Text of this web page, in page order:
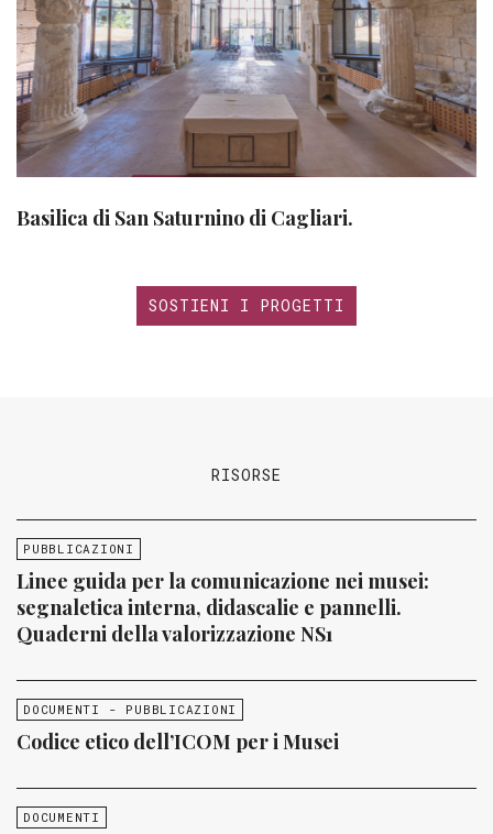
Basilica di San Saturnino di Cagliari.
SOSTIENI I PROGETTI
RISORSE
PUBBLICAZIONI
Linee guida per la comunicazione nei musei:
segnaletica interna, didascalie e pannelli.
Quaderni della valorizzazione NS1
DOCUMENTI - PUBBLICAZIONI
Codice etico dell’ICOM per i Musei
DOCUMENTI